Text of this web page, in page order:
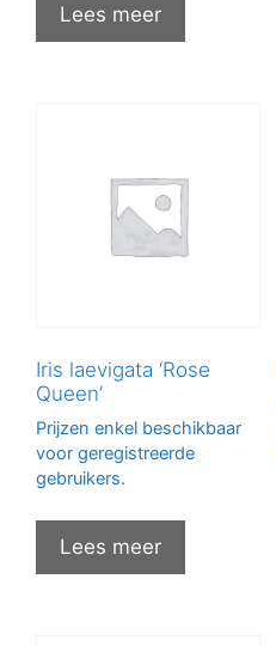
Lees meer
Iris laevigata ‘Rose
Queen’
Prijzen enkel beschikbaar
voor geregistreerde
gebruikers.
Lees meer